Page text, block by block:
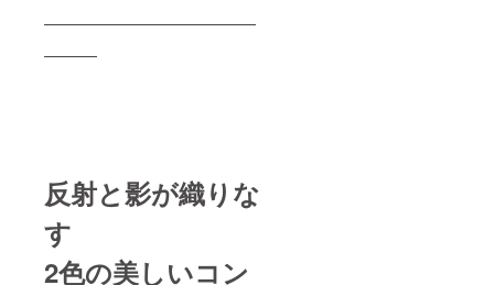
――――――――――――
―――
反射と影が織りな
す
2色の美しいコン